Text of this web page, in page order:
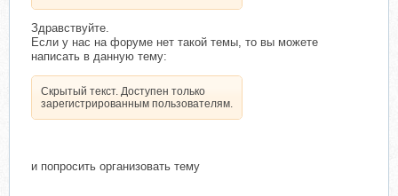
Здравствуйте.
Если у нас на форуме нет такой темы, то вы можете
написать в данную тему:
Скрытый текст. Доступен только
зарегистрированным пользователям.
и попросить организовать тему